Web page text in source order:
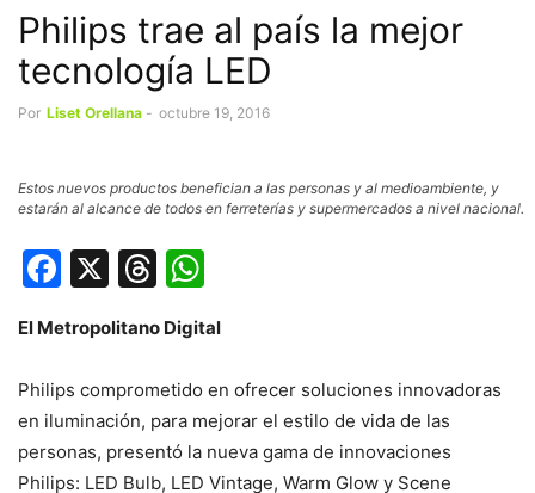
Philips trae al país la mejor
tecnología LED
Por Liset Orellana - octubre 19, 2016
Estos nuevos productos benefician a las personas y al medioambiente, y
estarán al alcance de todos en ferreterías y supermercados a nivel nacional.
Facebook
X Threads
El Metropolitano Digital
Philips comprometido en ofrecer soluciones innovadoras
en iluminación, para mejorar el estilo de vida de las
personas, presentó la nueva gama de innovaciones
Philips: LED Bulb, LED Vintage, Warm Glow y Scene